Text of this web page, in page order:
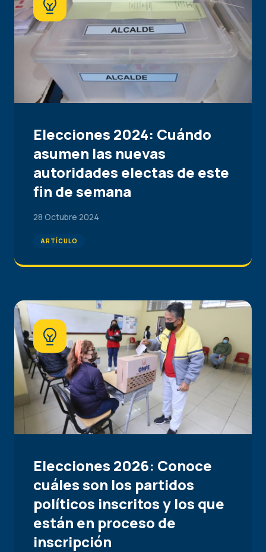
Elecciones 2024: Cuándo
asumen las nuevas
autoridades electas de este
fin de semana
28 Octubre 2024
ARTÍCULO
Elecciones 2026: Conoce
cuáles son los partidos
políticos inscritos y los que
están en proceso de
inscripción